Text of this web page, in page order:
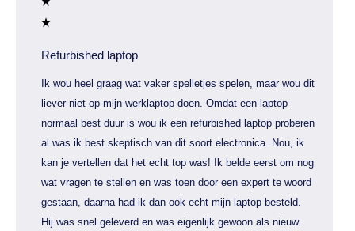
Refurbished laptop
Ik wou heel graag wat vaker spelletjes spelen, maar wou dit
liever niet op mijn werklaptop doen. Omdat een laptop
normaal best duur is wou ik een refurbished laptop proberen
al was ik best skeptisch van dit soort electronica. Nou, ik
kan je vertellen dat het echt top was! Ik belde eerst om nog
wat vragen te stellen en was toen door een expert te woord
gestaan, daarna had ik dan ook echt mijn laptop besteld.
Hij was snel geleverd en was eigenlijk gewoon als nieuw.